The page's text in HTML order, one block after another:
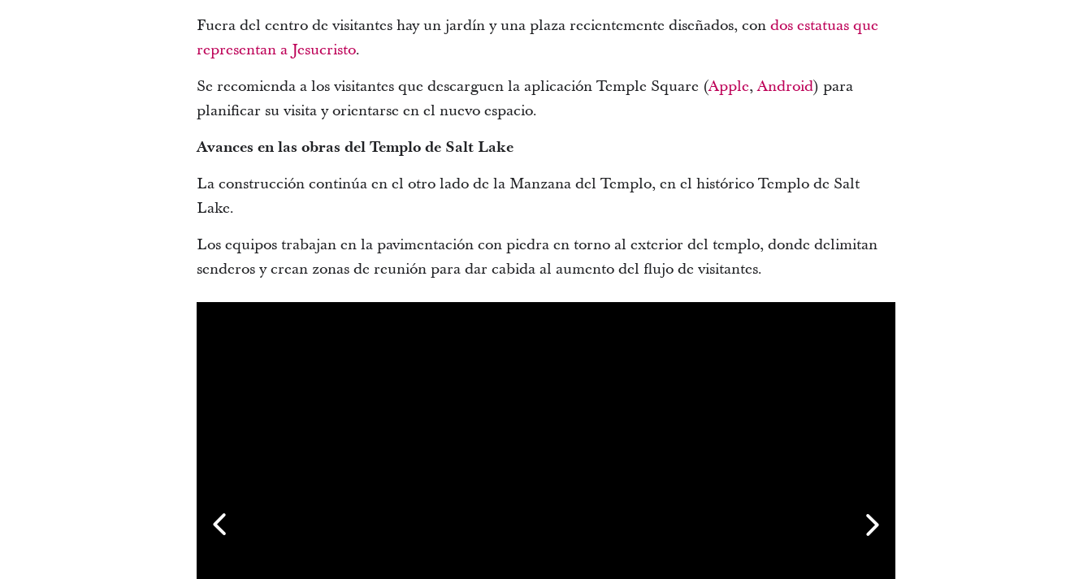
Fuera del centro de visitantes hay un jardín y una plaza recientemente diseñados, con dos estatuas que
representan a Jesucristo.
Se recomienda a los visitantes que descarguen la aplicación Temple Square (Apple,Android) para
planificar su visita y orientarse en el nuevo espacio.
Avances en las obras del Templo de Salt Lake
La construcción continúa en el otro lado de la Manzana del Templo, en el histórico Templo de Salt
Lake.
Los equipos trabajan en la pavimentación con piedra en torno al exterior del templo, donde delimitan
senderos y crean zonas de reunión para dar cabida al aumento del flujo de visitantes.